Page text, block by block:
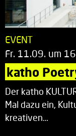
EVENT
Fr. 11.09. um
katho
Der katho
Mal dazu ein,
kreativen…